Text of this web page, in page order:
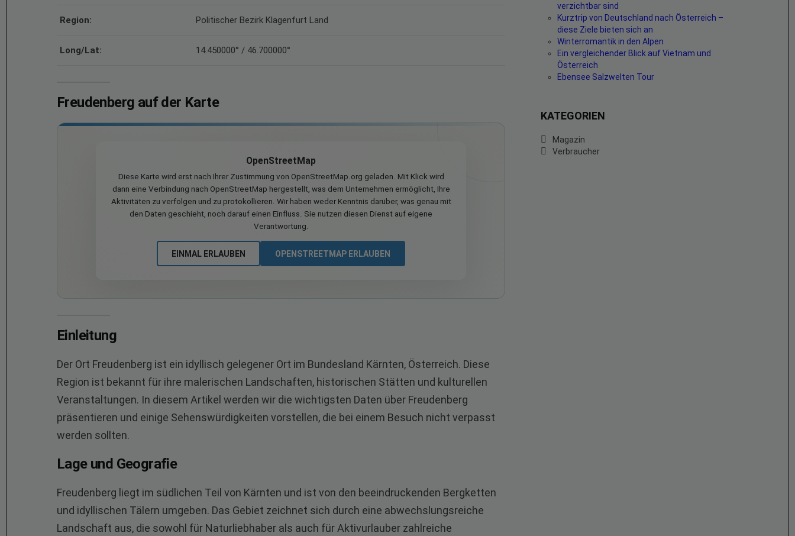
Region: Politischer Bezirk Klagenfurt Land
Long/Lat: 14.450000° / 46.700000°
Freudenberg auf der Karte
OpenStreetMap
Diese Karte wird erst nach Ihrer Zustimmung von OpenStreetMap.org geladen. Mit Klick wird
dann eine Verbindung nach OpenStreetMap hergestellt, was dem Unternehmen ermöglicht, Ihre
Aktivitäten zu verfolgen und zu protokollieren. Wir haben weder Kenntnis darüber, was genau mit
den Daten geschieht, noch darauf einen Einfluss. Sie nutzen diesen Dienst auf eigene
Verantwortung.
EINMAL ERLAUBEN OPENSTREETMAP ERLAUBEN
Einleitung
Der Ort Freudenberg ist ein idyllisch gelegener Ort im Bundesland Kärnten, Österreich. Diese
Region ist bekannt für ihre malerischen Landschaften, historischen Stätten und kulturellen
Veranstaltungen. In diesem Artikel werden wir die wichtigsten Daten über Freudenberg
präsentieren und einige Sehenswürdigkeiten vorstellen, die bei einem Besuch nicht verpasst
werden sollten.
Lage und Geografie
Freudenberg liegt im südlichen Teil von Kärnten und ist von den beeindruckenden Bergketten
und idyllischen Tälern umgeben. Das Gebiet zeichnet sich durch eine abwechslungsreiche
Landschaft aus, die sowohl für Naturliebhaber als auch für Aktivurlauber zahlreiche
verzichtbar sind
Kurztrip von Deutschland nach Österreich –
diese Ziele bieten sich an
Winterromantik in den Alpen
Ein vergleichender Blick auf Vietnam und
Österreich
Ebensee Salzwelten Tour
KATEGORIEN
Magazin
Verbraucher